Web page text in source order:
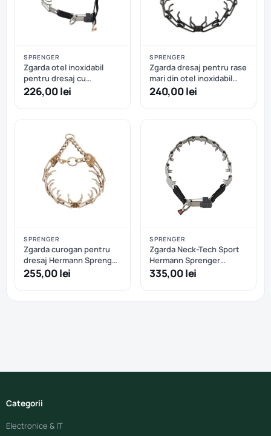
SPRENGER
Zgarda otel inoxidabil
pentru dresaj cu
catarama rapida Hermann
Sprenger - 52 cm
226,00 lei
SPRENGER
Zgarda dresaj pentru rase
mari din otel inoxidabil
NEGRU Hermann
Sprenger 63 cm
240,00 lei
SPRENGER
Zgarda curogan pentru
dresaj Hermann Sprenger
- 59 cm
255,00 lei
SPRENGER
Zgarda Neck-Tech Sport
Hermann Sprenger
pentru dresaj, din otel
inoxidabil cu catarama
rapida - 60 cm
335,00 lei
Categorii
Electronice & IT